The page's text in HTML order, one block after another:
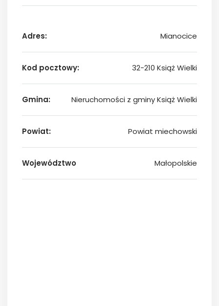
Adres: Mianocice
Kod pocztowy: 32-210 Książ Wielki
Gmina: Nieruchomości z gminy Książ Wielki
Powiat: Powiat miechowski
Województwo Małopolskie